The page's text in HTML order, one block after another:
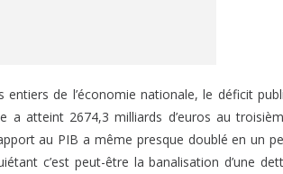
de l’économie nationale, le déficit
a atteint 2674,3 milliards d’euros au
au PIB a même presque doublé en un
c’est peut-être la banalisation d’une